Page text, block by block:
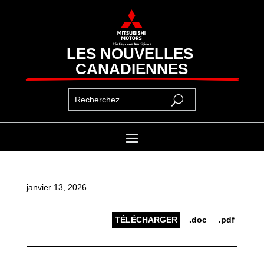
LES NOUVELLES
CANADIENNES
janvier 13, 2026
TÉLÉCHARGER .doc .pdf